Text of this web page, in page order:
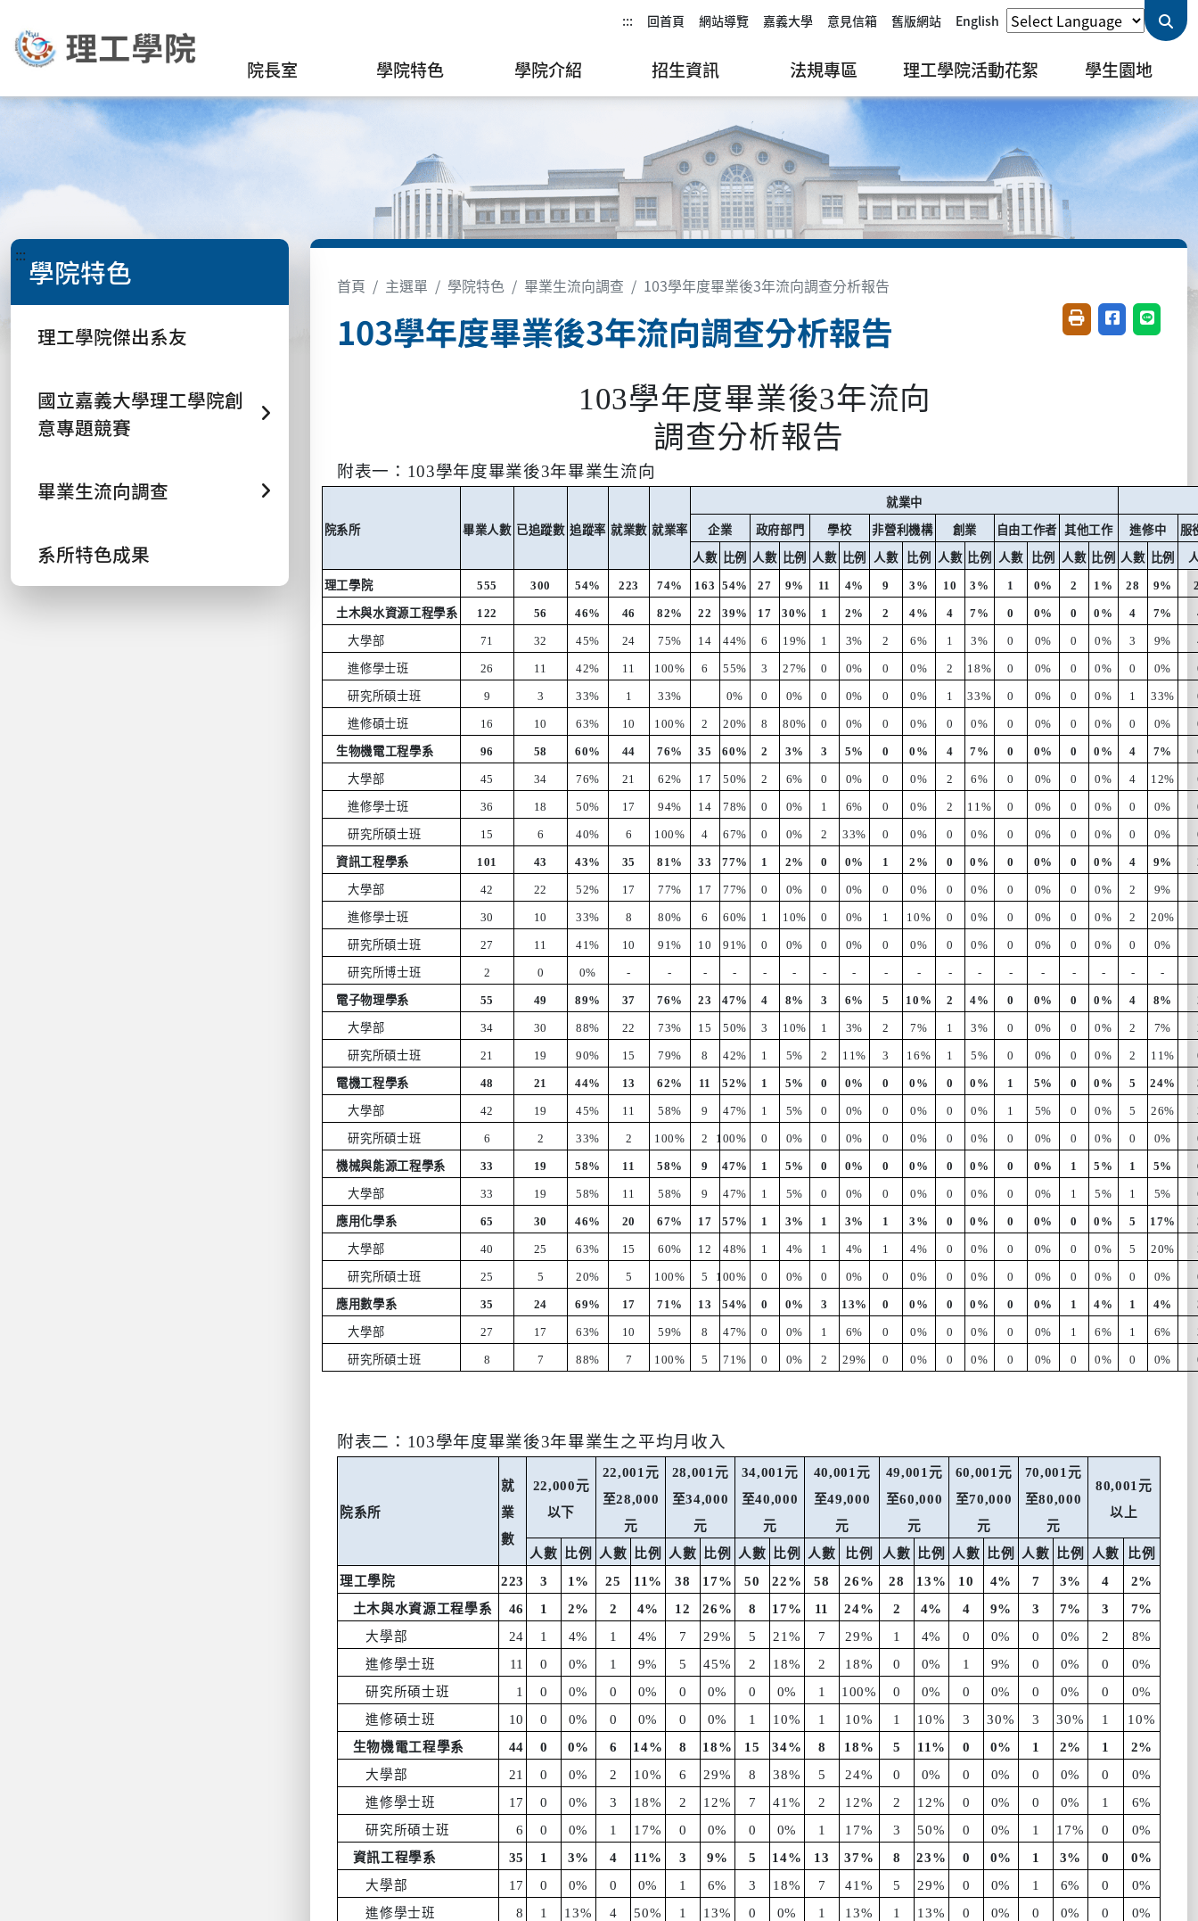
::: 回首頁 網站導覽 嘉義大學 意見信箱 舊版網站 English
院長室 學院特色 學院介紹 招生資訊 法規專區 理工學院活動花絮 學生園地
::: 學院特色
理工學院傑出系友
國立嘉義大學理工學院創
意專題競賽
畢業生流向調查
系所特色成果
首頁 主選單 學院特色 畢業生流向調查 103學年度畢業後3年流向調查分析報告
103學年度畢業後3年流向調查分析報告 友善列印(開新視窗)
分享至臉書(
分享至
103學年度畢業後3年流向
調查分析報告
附表一： 103學年度畢業後3年畢業生流向
院系所 畢業人數 已追蹤數 追蹤率 就業數 就業率
就業中
企業 政府部門 學校 非營利機構 創業 自由工作者 其他工作 進修中 服
人數 比例 人數 比例 人數 比例 人數 比例 人數 比例 人數 比例 人數 比例 人數 比例
理工學院 555 300 54% 223 74% 163 54% 27 9% 11 4% 9 3% 10 3% 1 0% 2 1% 28 9%
土木與水資源工程學系 122 56 46% 46 82% 22 39% 17 30% 1 2% 2 4% 4 7% 0 0% 0 0% 4 7%
大學部 71 32 45% 24 75% 14 44% 6 19% 1 3% 2 6% 1 3% 0 0% 0 0% 3 9%
進修學士班 26 11 42% 11 100% 6 55% 3 27% 0 0% 0 0% 2 18% 0 0% 0 0% 0 0%
研究所碩士班 9 3 33% 1 33% 0% 0 0% 0 0% 0 0% 1 33% 0 0% 0 0% 1 33%
進修碩士班 16 10 63% 10 100% 2 20% 8 80% 0 0% 0 0% 0 0% 0 0% 0 0% 0 0%
生物機電工程學系 96 58 60% 44 76% 35 60% 2 3% 3 5% 0 0% 4 7% 0 0% 0 0% 4 7%
大學部 45 34 76% 21 62% 17 50% 2 6% 0 0% 0 0% 2 6% 0 0% 0 0% 4 12%
進修學士班 36 18 50% 17 94% 14 78% 0 0% 1 6% 0 0% 2 11% 0 0% 0 0% 0 0%
研究所碩士班 15 6 40% 6 100% 4 67% 0 0% 2 33% 0 0% 0 0% 0 0% 0 0% 0 0%
資訊工程學系 101 43 43% 35 81% 33 77% 1 2% 0 0% 1 2% 0 0% 0 0% 0 0% 4 9%
大學部 42 22 52% 17 77% 17 77% 0 0% 0 0% 0 0% 0 0% 0 0% 0 0% 2 9%
進修學士班 30 10 33% 8 80% 6 60% 1 10% 0 0% 1 10% 0 0% 0 0% 0 0% 2 20%
研究所碩士班 27 11 41% 10 91% 10 91% 0 0% 0 0% 0 0% 0 0% 0 0% 0 0% 0 0%
研究所博士班 2 0 0% - - - - - - - - - - - - - - - - - -
電子物理學系 55 49 89% 37 76% 23 47% 4 8% 3 6% 5 10% 2 4% 0 0% 0 0% 4 8%
大學部 34 30 88% 22 73% 15 50% 3 10% 1 3% 2 7% 1 3% 0 0% 0 0% 2 7%
研究所碩士班 21 19 90% 15 79% 8 42% 1 5% 2 11% 3 16% 1 5% 0 0% 0 0% 2 11%
電機工程學系 48 21 44% 13 62% 11 52% 1 5% 0 0% 0 0% 0 0% 1 5% 0 0% 5 24%
大學部 42 19 45% 11 58% 9 47% 1 5% 0 0% 0 0% 0 0% 1 5% 0 0% 5 26%
研究所碩士班 6 2 33% 2 100% 2 100% 0 0% 0 0% 0 0% 0 0% 0 0% 0 0% 0 0%
機械與能源工程學系 33 19 58% 11 58% 9 47% 1 5% 0 0% 0 0% 0 0% 0 0% 1 5% 1 5%
大學部 33 19 58% 11 58% 9 47% 1 5% 0 0% 0 0% 0 0% 0 0% 1 5% 1 5%
應用化學系 65 30 46% 20 67% 17 57% 1 3% 1 3% 1 3% 0 0% 0 0% 0 0% 5 17%
大學部 40 25 63% 15 60% 12 48% 1 4% 1 4% 1 4% 0 0% 0 0% 0 0% 5 20%
研究所碩士班 25 5 20% 5 100% 5 100% 0 0% 0 0% 0 0% 0 0% 0 0% 0 0% 0 0%
應用數學系 35 24 69% 17 71% 13 54% 0 0% 3 13% 0 0% 0 0% 0 0% 1 4% 1 4%
大學部 27 17 63% 10 59% 8 47% 0 0% 1 6% 0 0% 0 0% 0 0% 1 6% 1 6%
研究所碩士班 8 7 88% 7 100% 5 71% 0 0% 2 29% 0 0% 0 0% 0 0% 0 0% 0 0%
附表二： 103學年度畢業後3年畢業生之平均月收入
院系所
就
業
數
22,000元
以下
22,001 元
至28,000
元
28,001 元
至34,000
元
34,001 元
至40,000
元
40,001 元
至49,000
元
49,001 元
至60,000
元
60,001 元
至70,000
元
70,001 元
至80,000
元
80,001元
以上
人數 比例 人數 比例 人數 比例 人數 比例 人數 比例 人數 比例 人數 比例 人數 比例 人數
比例
理工學院
223 3 1% 25 11% 38 17% 50 22% 58 26% 28 13% 10 4% 7 3% 4
2%
土木與水資源工程學系
46 1 2% 2 4% 12 26% 8 17% 11 24% 2 4% 4 9% 3 7% 3
7%
大學部
24 1 4% 1 4% 7 29% 5 21% 7 29% 1 4% 0 0% 0 0% 2
8%
進修學士班
11 0 0% 1 9% 5 45% 2 18% 2 18% 0 0% 1 9% 0 0% 0
0%
研究所碩士班
1 0 0% 0 0% 0 0% 0 0% 1 100% 0 0% 0 0% 0 0% 0
0%
進修碩士班
10 0 0% 0 0% 0 0% 1 10% 1 10% 1 10% 3 30% 3 30% 1
10%
生物機電工程學系
44 0 0% 6 14% 8 18% 15 34% 8 18% 5 11% 0 0% 1 2% 1
2%
大學部
21 0 0% 2 10% 6 29% 8 38% 5 24% 0 0% 0 0% 0 0% 0
0%
進修學士班
17 0 0% 3 18% 2 12% 7 41% 2 12% 2 12% 0 0% 0 0% 1
6%
研究所碩士班
6 0 0% 1 17% 0 0% 0 0% 1 17% 3 50% 0 0% 1 17% 0
0%
資訊工程學系
35 1 3% 4 11% 3 9% 5 14% 13 37% 8 23% 0 0% 1 3% 0
0%
大學部
17 0 0% 0 0% 1 6% 3 18% 7 41% 5 29% 0 0% 1 6% 0
0%
進修學士班
8 1 13% 4 50% 1 13% 0 0% 1 13% 1 13% 0 0% 0 0% 0
0%